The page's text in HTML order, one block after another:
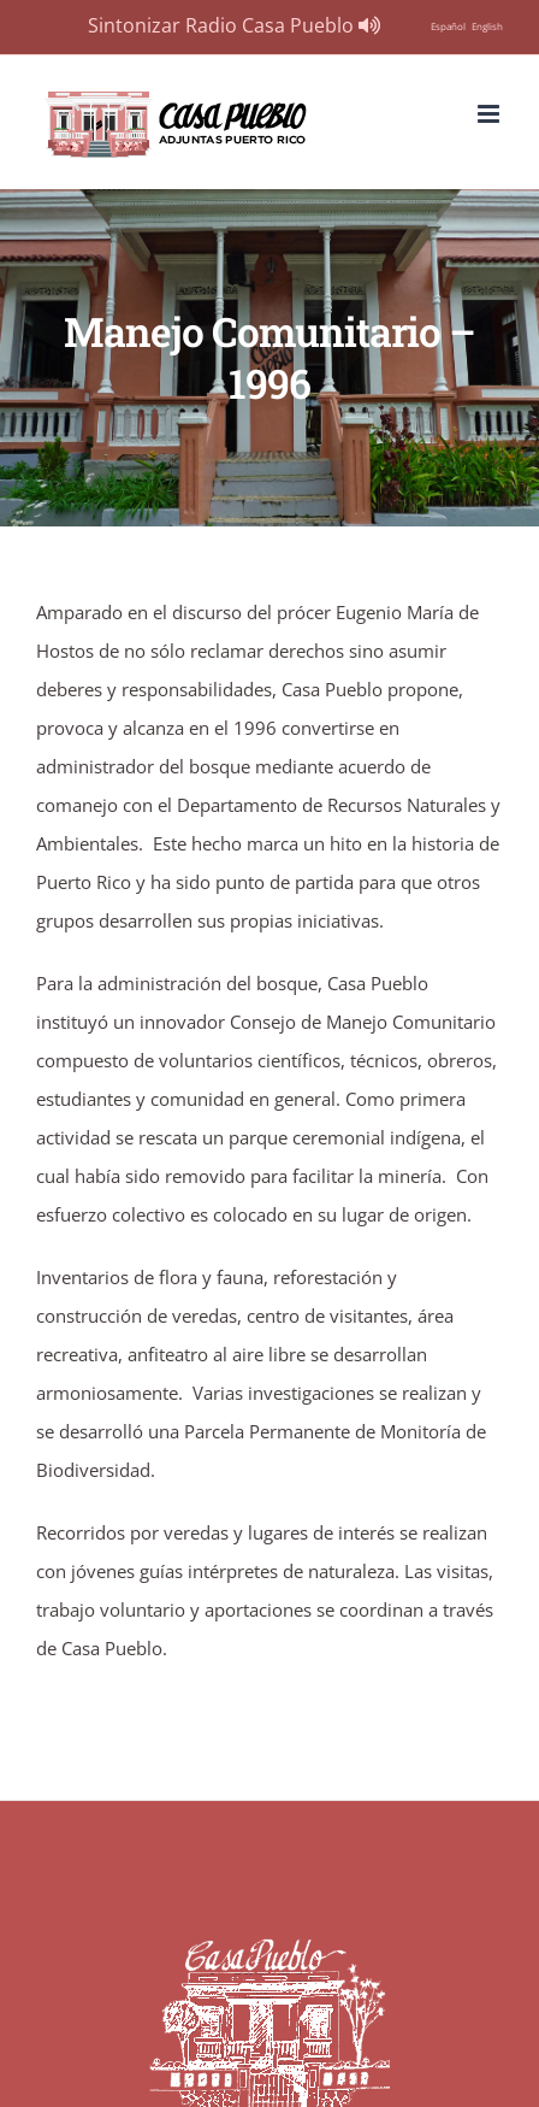
Sintonizar Radio Casa Pueblo Español English
content
Manejo Comunitario –
1996
Amparado en el discurso del prócer Eugenio María de
Hostos de no sólo reclamar derechos sino asumir
deberes y responsabilidades, Casa Pueblo propone,
provoca y alcanza en el 1996 convertirse en
administrador del bosque mediante acuerdo de
comanejo con el Departamento de Recursos Naturales y
Ambientales. Este hecho marca un hito en la historia de
Puerto Rico y ha sido punto de partida para que otros
grupos desarrollen sus propias iniciativas.
Para la administración del bosque, Casa Pueblo
instituyó un innovador Consejo de Manejo Comunitario
compuesto de voluntarios científicos, técnicos, obreros,
estudiantes y comunidad en general. Como primera
actividad se rescata un parque ceremonial indígena, el
cual había sido removido para facilitar la minería. Con
esfuerzo colectivo es colocado en su lugar de origen.
Inventarios de flora y fauna, reforestación y
construcción de veredas, centro de visitantes, área
recreativa, anfiteatro al aire libre se desarrollan
armoniosamente. Varias investigaciones se realizan y
se desarrolló una Parcela Permanente de Monitoría de
Biodiversidad.
Recorridos por veredas y lugares de interés se realizan
con jóvenes guías intérpretes de naturaleza. Las visitas,
trabajo voluntario y aportaciones se coordinan a través
de Casa Pueblo.